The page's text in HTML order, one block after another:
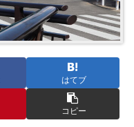
はてブ
コピー